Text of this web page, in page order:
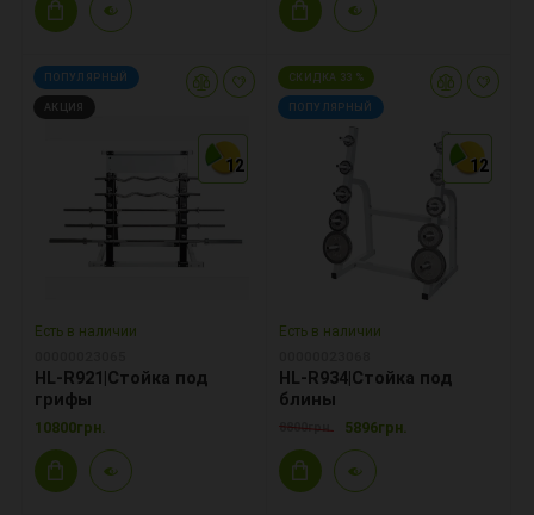
12
12
12
ПОПУЛЯРНЫЙ
АКЦИЯ
Есть в наличии
HL-R921|Стойка под
грифы
10800грн.
12
12
12
СКИДКА 33 %
ПОПУЛЯРНЫЙ
Есть в наличии
HL-R934|Стойка под
блины
8800грн. 5896грн.